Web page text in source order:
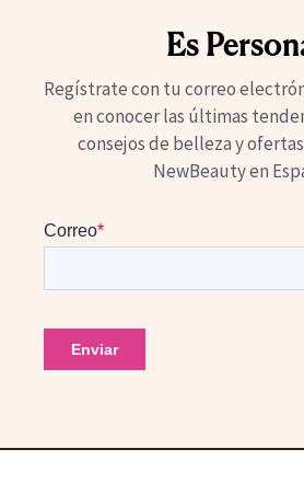
Es
Regístrate con tu correo
en conocer las últimas
consejos de belleza y
NewBeauty en